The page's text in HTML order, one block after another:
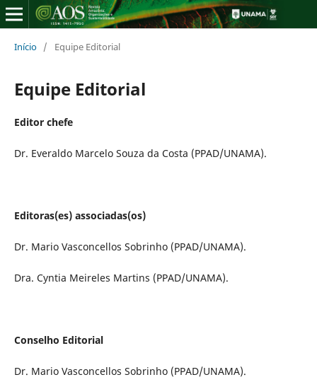
Início / Equipe Editorial
Equipe Editorial
Editor chefe
Dr. Everaldo Marcelo Souza da Costa (PPAD/UNAMA).
Editoras(es) associadas(os)
Dr. Mario Vasconcellos Sobrinho (PPAD/UNAMA).
Dra. Cyntia Meireles Martins (PPAD/UNAMA).
Conselho Editorial
Dr. Mario Vasconcellos Sobrinho (PPAD/UNAMA).